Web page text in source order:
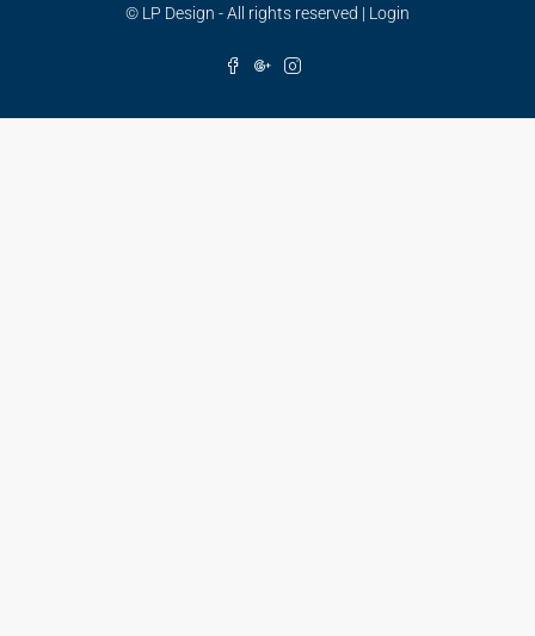
© LP Design - All rights reserved | Login